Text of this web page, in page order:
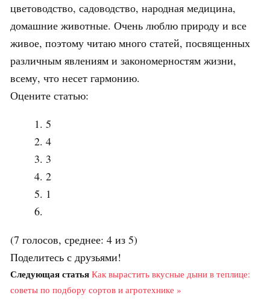
цветоводство, садоводство, народная медицина,
домашние животные. Очень люблю природу и все
живое, поэтому читаю много статей, посвященных
различным явлениям и закономерностям жизни,
всему, что несет гармонию.
Оцените статью:
5
4
3
2
1
(7 голосов, среднее: 4 из 5)
Поделитесь с друзьями!
Следующая статья Как вырастить вкусные дыни в теплице:
советы по подбору сортов и агротехнике »